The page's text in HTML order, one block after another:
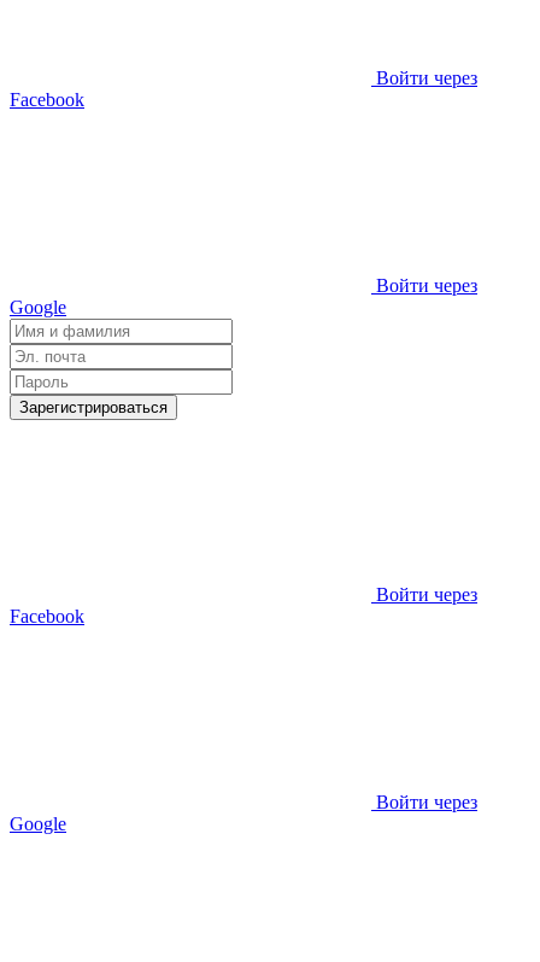
Войти через
Facebook
Войти через
Google
Зарегистрироваться
Войти через
Facebook
Войти через
Google